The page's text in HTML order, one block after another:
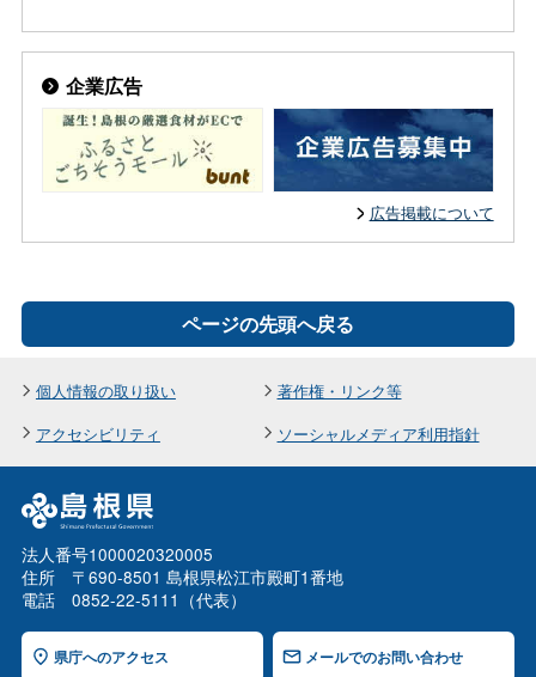
企業広告
広告掲載について
ページの先頭へ戻る
個人情報の取り扱い
著作権・リンク等
アクセシビリティ
ソーシャルメディア利用指針
法人番号1000020320005
住所 〒690-8501 島根県松江市殿町1番地
電話 0852-22-5111（代表）
県庁へのアクセス メールでのお問い合わせ